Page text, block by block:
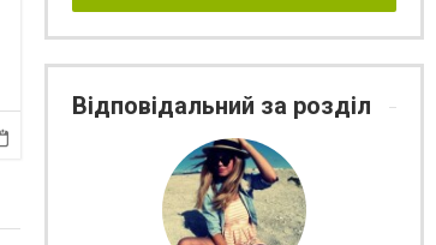
Відповідальний за розділ